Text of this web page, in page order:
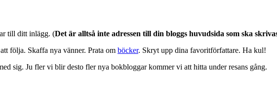
till ditt inlägg. (Det är alltså inte adressen till din bloggs huvudsida som ska
följa. Skaffa nya vänner. Prata om böcker. Skryt upp dina favoritförfattare. Ha kul!
sig. Ju fler vi blir desto fler nya bokbloggar kommer vi att hitta under resans gång.